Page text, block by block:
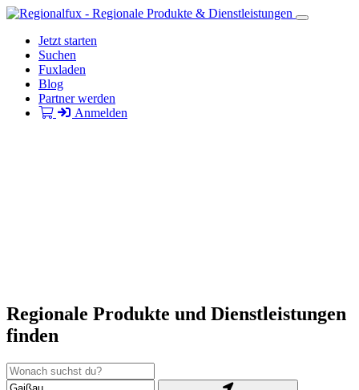
Jetzt starten
Suchen
Fuxladen
Blog
Partner werden
Anmelden
Regionale Produkte und Dienstleistungen
finden